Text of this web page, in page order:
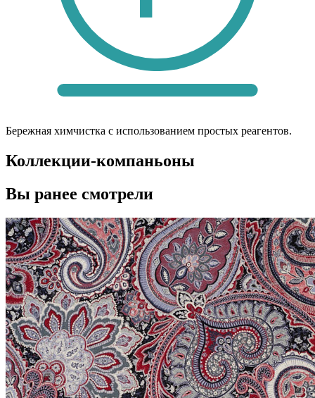
Бережная химчистка с использованием простых реагентов.
Коллекции-компаньоны
Вы ранее смотрели